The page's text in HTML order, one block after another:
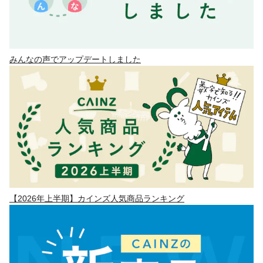
みんなの声でアップデートしました
【2026年上半期】カインズ人気商品ランキング